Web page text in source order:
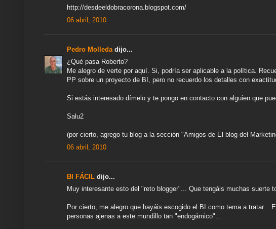
http://desdeeldobracorona.blogspot.com/
06 abril, 2010
Pedro Molleda dijo...
¿Qué pasa Roberto?
Me alegro de verte por aquí. Si, podría ser aplicable a la política.
PP sobre un proyecto de BI, pero no recuerdo los detalles con
Si estás interesado dímelo y te pongo en contacto con alguien que
Salu2
(por cierto, agrego tu blog a la sección "Amigos de El blog del
06 abril, 2010
BI FÁCIL dijo...
Muy interesante esto del "reto blogger"... Que tengáis muchas suerte
Por cierto, me alegro que hayáis escogido el BI como tema a tratar...
personas ajenas a este mundillo tan "endogámico"...